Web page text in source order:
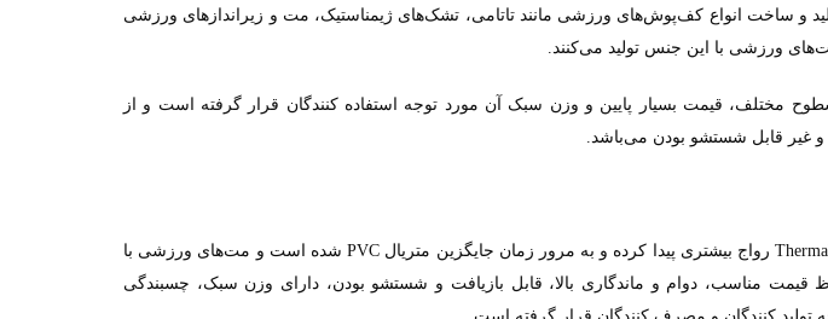
و ساخت انواع کف‌پوش‌های ورزشی مانند تاتامی، تشک‌های ژیمناستیک، مت و زیرانداز‌های ورزشی
ورزشی با این جنس تولید می‌کنند.
مختلف، قیمت بسیار پایین و وزن سبک آن مورد توجه استفاده کنندگان قرار گرفته است و از
و غیر قابل شستشو بودن می‌باشد.
رواج بیشتری پیدا کرده و به مرور زمان جایگزین متریال PVC شده است و مت‌های ورزشی با
قیمت مناسب، دوام و ماندگاری بالا، قابل بازیافت و شستشو بودن، دارای وزن سبک، چسبندگی